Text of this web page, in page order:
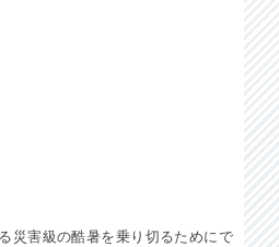
災害級の酷暑を乗り切るためにで